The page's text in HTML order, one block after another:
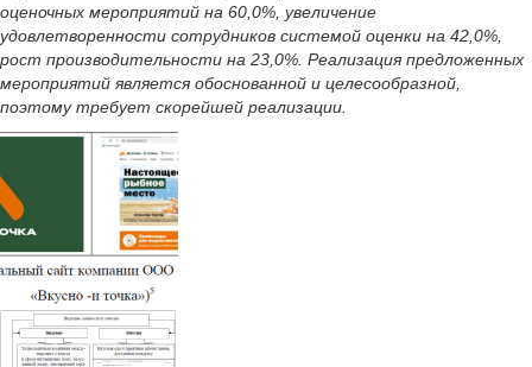
оценочных мероприятий на 60,0%, увеличение
удовлетворенности сотрудников системой оценки на 42,0%,
рост производительности на 23,0%. Реализация предложенных
мероприятий является обоснованной и целесообразной,
поэтому требует скорейшей реализации.